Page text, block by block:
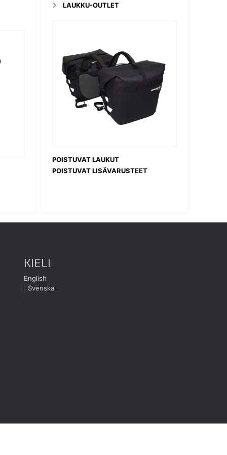
LAUKKU-OUTLET
POISTUVAT LAUKUT
POISTUVAT LISÄVARUSTEET
KIELI
English
Svenska